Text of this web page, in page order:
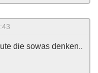
die sowas denken..